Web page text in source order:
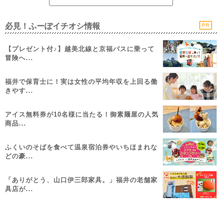
必見！ふーぽイチオシ情報 PR
【プレゼント付♪】越美北線と京福バスに乗って
冒険へ...
福井で保育士に！実は女性の平均年収を上回る働
きやす...
アイス無料券が10名様に当たる！御素麺屋の人気
商品...
ふくいのそばを食べて温泉宿泊券やいちほまれな
どの豪...
「ありがとう、山口伊三郎家具。」福井の老舗家
具店が...